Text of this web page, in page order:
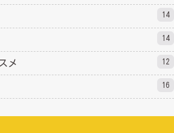
14
14
メ 12
16